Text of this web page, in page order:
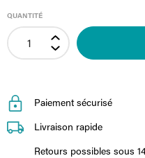
QUANTITÉ
Paiement sécurisé
Livraison rapide
Retours possibles sous